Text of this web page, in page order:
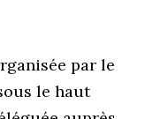
par le
le haut